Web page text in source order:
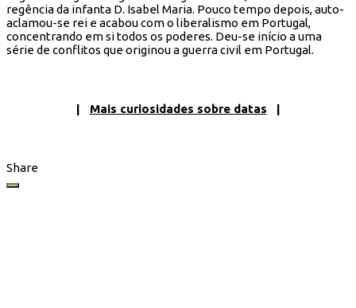
regência da infanta D. Isabel Maria. Pouco tempo depois, auto-
aclamou-se rei e acabou com o liberalismo em Portugal,
concentrando em si todos os poderes. Deu-se início a uma
série de conflitos que originou a guerra civil em Portugal.
| Mais curiosidades sobre datas |
Share